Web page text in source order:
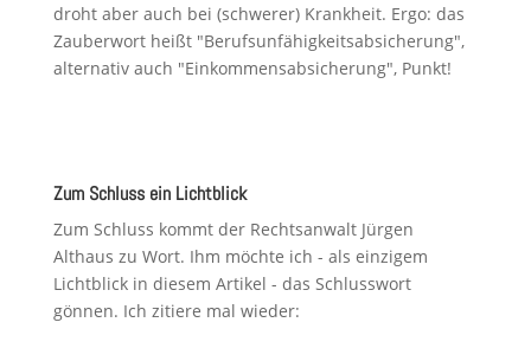
droht aber auch bei (schwerer) Krankheit. Ergo: das
Zauberwort heißt "Berufsunfähigkeitsabsicherung",
alternativ auch "Einkommensabsicherung", Punkt!
Zum Schluss ein Lichtblick
Zum Schluss kommt der Rechtsanwalt Jürgen
Althaus zu Wort. Ihm möchte ich - als einzigem
Lichtblick in diesem Artikel - das Schlusswort
gönnen. Ich zitiere mal wieder: